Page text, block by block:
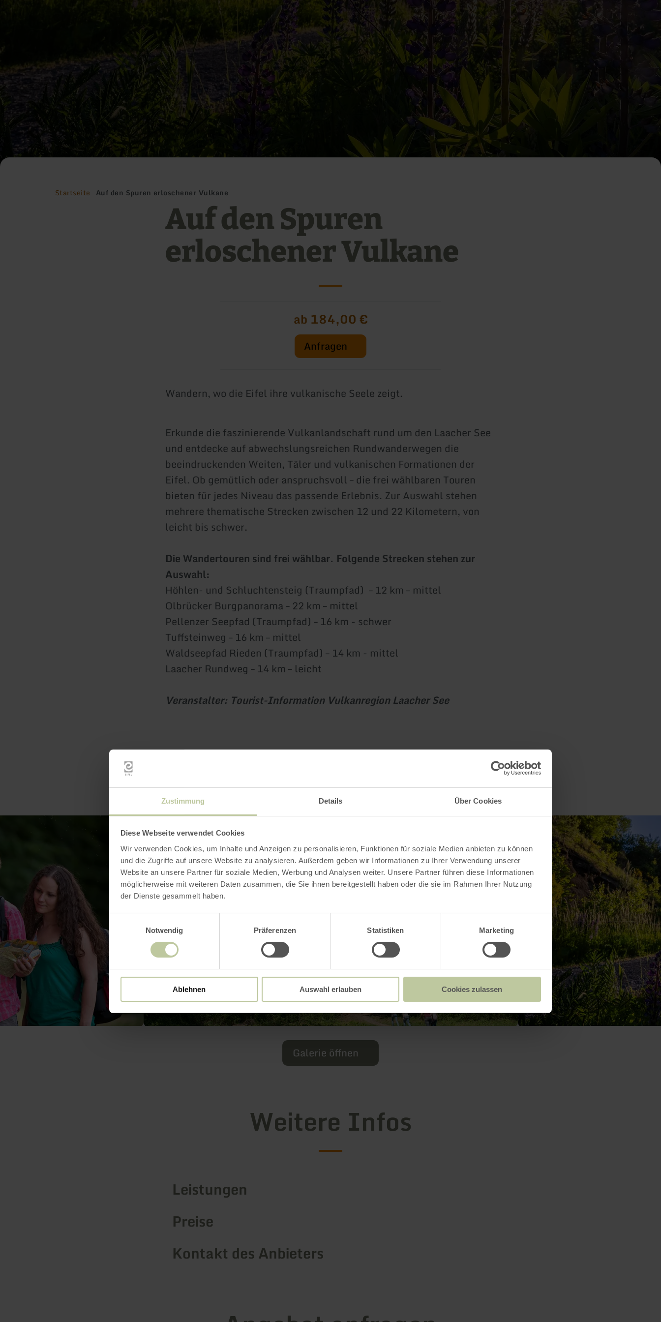
Zustimmung Details Über Cookies
Diese Webseite verwendet Cookies
Wir verwenden Cookies, um Inhalte und Anzeigen zu personalisieren, Funktionen für soziale Medien anbieten zu können
und die Zugriffe auf unsere Website zu analysieren. Außerdem geben wir Informationen zu Ihrer Verwendung unserer
Website an unsere Partner für soziale Medien, Werbung und Analysen weiter. Unsere Partner führen diese Informationen
möglicherweise mit weiteren Daten zusammen, die Sie ihnen bereitgestellt haben oder die sie im Rahmen Ihrer Nutzung
der Dienste gesammelt haben.
Notwendig
Präferenzen Statistiken Marketing
Ablehnen Auswahl erlauben Cookies zulassen
Startseite Auf den Spuren erloschener Vulkane
Auf den Spuren
erloschener Vulkane
ab 184,00 €
Anfragen
Wandern, wo die Eifel ihre vulkanische Seele zeigt.
Erkunde die faszinierende Vulkanlandschaft rund um den Laacher See
und entdecke auf abwechslungsreichen Rundwanderwegen die
beeindruckenden Weiten, Täler und vulkanischen Formationen der
Eifel. Ob gemütlich oder anspruchsvoll – die frei wählbaren Touren
bieten für jedes Niveau das passende Erlebnis. Zur Auswahl stehen
mehrere thematische Strecken zwischen 12 und 22 Kilometern, von
leicht bis schwer.
Die Wandertouren sind frei wählbar. Folgende Strecken stehen zur
Auswahl:
Höhlen- und Schluchtensteig (Traumpfad) – 12 km – mittel
Olbrücker Burgpanorama – 22 km – mittel
Pellenzer Seepfad (Traumpfad) – 16 km - schwer
Tuffsteinweg – 16 km – mittel
Waldseepfad Rieden (Traumpfad) – 14 km - mittel
Laacher Rundweg – 14 km – leicht
Veranstalter: Tourist-Information Vulkanregion Laacher See
Galerie öffnen
Weitere Infos
Leistungen
Preise
Kontakt des Anbieters